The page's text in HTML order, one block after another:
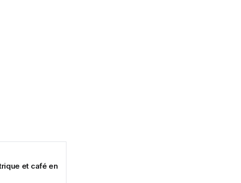
et café en